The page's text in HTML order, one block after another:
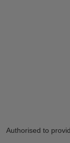
Authorised to